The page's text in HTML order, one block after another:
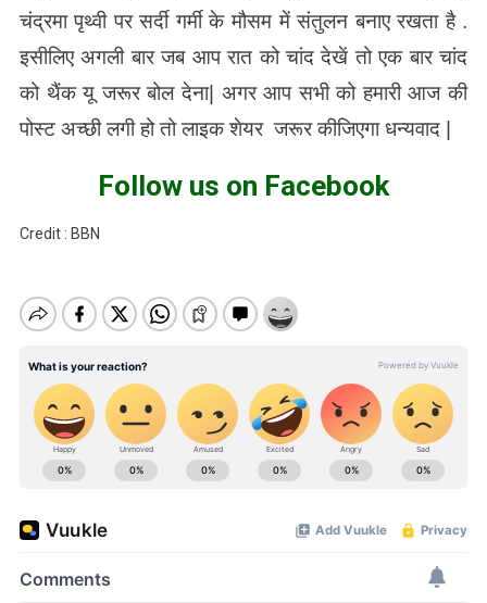
चंद्रमा पृथ्वी पर सर्दी गर्मी के मौसम में संतुलन बनाए रखता है .
इसीलिए अगली बार जब आप रात को चांद देखें तो एक बार चांद
को थैंक यू जरूर बोल देना| अगर आप सभी को हमारी आज की
पोस्ट अच्छी लगी हो तो लाइक शेयर जरूर कीजिएगा धन्यवाद |
Follow us on Facebook
Credit : BBN